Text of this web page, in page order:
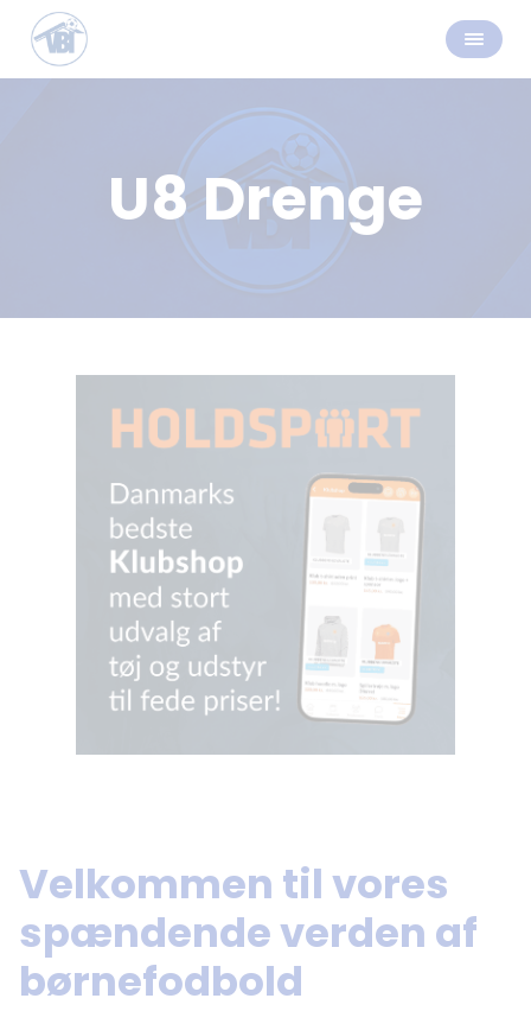
U8 Drenge
Velkommen til vores
spændende verden af
børnefodbold